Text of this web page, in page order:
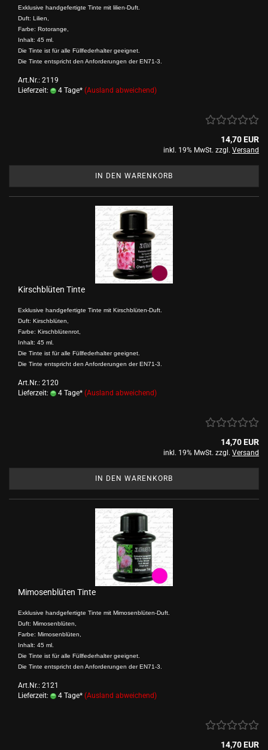
Exklusive handgefertigte Tinte mit lilien-Duft.
Duft: Lilien,
Farbe: Rotorange,
Inhalt: 45 ml.
Die Tinte ist für alle Füllfederhalter geeignet.
Die Tinte entspricht den Anforderungen der EN71-3.
Art.Nr.: 2119
Lieferzeit:
4 Tage* (Ausland abweichend)
14,70 EUR
inkl. 19% MwSt. zzgl. Versand
IN DEN WARENKORB
Kirschblüten Tinte
Exklusive handgefertigte Tinte mit Kirschblüten-Duft.
Duft: Kirschblüten,
Farbe: Kirschblütenrot,
Inhalt: 45 ml.
Die Tinte ist für alle Füllfederhalter geeignet.
Die Tinte entspricht den Anforderungen der EN71-3.
Art.Nr.: 2120
Lieferzeit:
4 Tage* (Ausland abweichend)
14,70 EUR
inkl. 19% MwSt. zzgl. Versand
IN DEN WARENKORB
Mimosenblüten Tinte
Exklusive handgefertigte Tinte mit Mimosenblüten-Duft.
Duft: Mimosenblüten,
Farbe: Mimosenblüten,
Inhalt: 45 ml.
Die Tinte ist für alle Füllfederhalter geeignet.
Die Tinte entspricht den Anforderungen der EN71-3.
Art.Nr.: 2121
Lieferzeit:
4 Tage* (Ausland abweichend)
14,70 EUR